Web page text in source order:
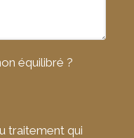
équilibré ?
traitement qui